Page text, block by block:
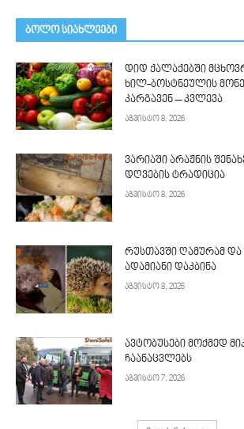
ᲑᲝᲚᲝ ᲡᲘᲐᲮᲚᲔᲔᲑᲘ
დიდ ქალაქებში
ხილ-ბოსტნეულის
კარგავენ – კვლევა
აგვისტო 8, 2026
ვარიაში არაჟნის
დღვების ტრადიცია
აგვისტო 8, 2026
რუსთავში ღამურამ
ადამიანი დაკბინა
აგვისტო 8, 2026
ავტობუსები მოქმედ
ჩაანაცვლებს
აგვისტო 7, 2026